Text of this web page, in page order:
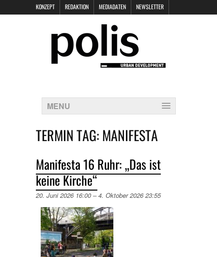
KONZEPT REDAKTION MEDIADATEN NEWSLETTER
DATENSCHUTZ
MENU
TERMIN TAG:MANIFESTA
Manifesta 16 Ruhr: „Das ist
keine Kirche“
20. Juni 2026 16:00 –4. Oktober 2026 23:55